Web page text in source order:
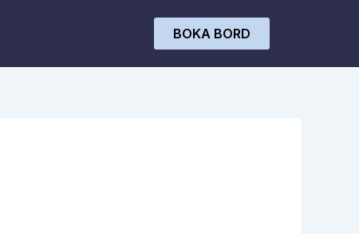
BOKA BORD